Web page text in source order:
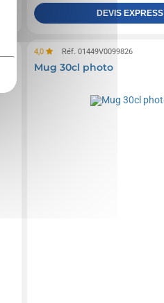
DEVIS EXPRESS
4,0 Réf. 01449V0099826
Mug 30cl photo